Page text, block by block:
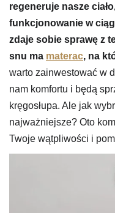
regeneruje nasze
funkcjonowanie w
zdaje sobie sprawę z
snu ma materac, na
warto zainwestować w
nam komfortu i będą
kręgosłupa. Ale jak
najważniejsze? Oto
Twoje wątpliwości i